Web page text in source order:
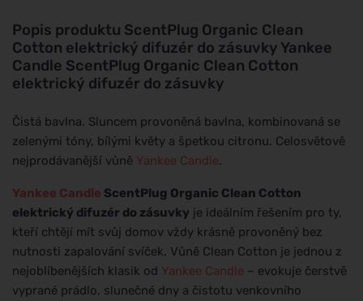
Popis produktu ScentPlug Organic Clean
Cotton elektrický difuzér do zásuvky Yankee
Candle ScentPlug Organic Clean Cotton
elektrický difuzér do zásuvky
Čistá bavlna. Sluncem provoněná bavlna, kombinovaná se
zelenými tóny, bílými květy a špetkou citronu. Celosvětově
nejprodávanější vůně Yankee Candle.
Yankee Candle ScentPlug Organic Clean Cotton
elektrický difuzér do zásuvky je ideálním řešením pro ty,
kteří chtějí mít svůj domov vždy krásně provoněný bez
nutnosti zapalování svíček. Vůně Clean Cotton je jednou z
nejoblíbenějších klasik od Yankee Candle – evokuje čerstvě
vyprané prádlo, slunečné dny a čistotu venkovního